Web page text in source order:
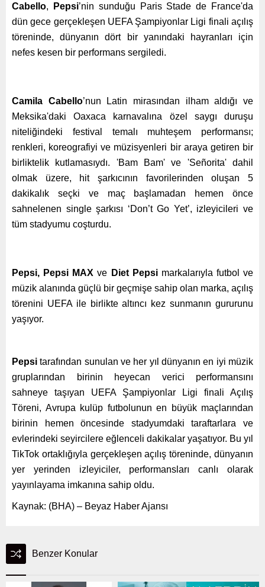
Cabello, Pepsi’nin sunduğu Paris Stade de France'da
dün gece gerçekleşen UEFA Şampiyonlar Ligi finali açılış
töreninde, dünyanın dört bir yanındaki hayranları için
nefes kesen bir performans sergiledi.
Camila Cabello’nun Latin mirasından ilham aldığı ve
Meksika'daki Oaxaca karnavalına özel saygı duruşu
niteliğindeki festival temalı muhteşem performansı;
renkleri, koreografiyi ve müzisyenleri bir araya getiren bir
birliktelik kutlamasıydı. 'Bam Bam' ve 'Señorita' dahil
olmak üzere, hit şarkıcının favorilerinden oluşan 5
dakikalık seçki ve maç başlamadan hemen önce
sahnelenen single şarkısı ‘Don’t Go Yet’, izleyicileri ve
tüm stadyumu coşturdu.
Pepsi, Pepsi MAX ve Diet Pepsimarkalarıyla futbol ve
müzik alanında güçlü bir geçmişe sahip olan marka, açılış
törenini UEFA ile birlikte altıncı kez sunmanın gururunu
yaşıyor.
Pepsi tarafından sunulan ve her yıl dünyanın en iyi müzik
gruplarından birinin heyecan verici performansını
sahneye taşıyan UEFA Şampiyonlar Ligi finali Açılış
Töreni, Avrupa kulüp futbolunun en büyük maçlarından
birinin hemen öncesinde stadyumdaki taraftarlara ve
evlerindeki seyircilere eğlenceli dakikalar yaşatıyor. Bu yıl
TikTok ortaklığıyla gerçekleşen açılış töreninde, dünyanın
yer yerinden izleyiciler, performansları canlı olarak
yayınlayama imkanına sahip oldu.
Kaynak: (BHA) – Beyaz Haber Ajansı
Benzer Konular